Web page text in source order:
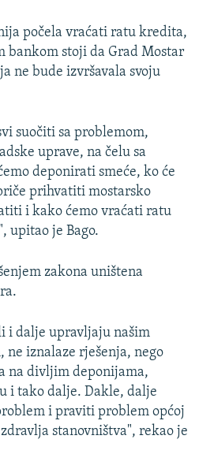
počela vraćati ratu kredita,
bankom stoji da Grad Mostar
ne bude izvršavala svoju
suočiti sa problemom,
uprave, na čelu sa
deponirati smeće, ko će
prihvatiti mostarsko
i kako ćemo vraćati ratu
upitao je Bago.
zakona uništena
i dalje upravljaju našim
ne iznalaze rješenja, nego
na divljim deponijama,
i tako dalje. Dakle, dalje
i praviti problem općoj
stanovništva", rekao je